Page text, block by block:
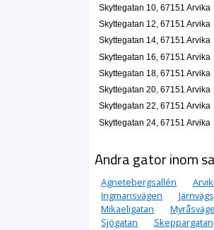
Skyttegatan 10, 67151 Arvika
Skyttegatan 12, 67151 Arvika
Skyttegatan 14, 67151 Arvika
Skyttegatan 16, 67151 Arvika
Skyttegatan 18, 67151 Arvika
Skyttegatan 20, 67151 Arvika
Skyttegatan 22, 67151 Arvika
Skyttegatan 24, 67151 Arvika
Andra gator inom
Agnetebergsallén
Ingmansvägen
Mikaeligatan
Sjögatan
Skeppargatan